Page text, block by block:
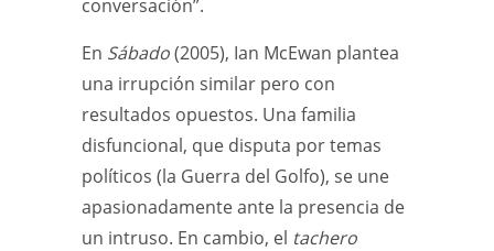
conversación”.
En Sábado(2005), Ian McEwan plantea
una irrupción similar pero con
resultados opuestos. Una familia
disfuncional, que disputa por temas
políticos (la Guerra del Golfo), se une
apasionadamente ante la presencia de
un intruso. En cambio, el tachero